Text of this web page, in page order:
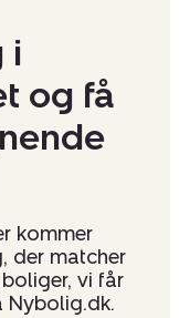
i
og få
kommer
der matcher
vi får
Nybolig.dk.